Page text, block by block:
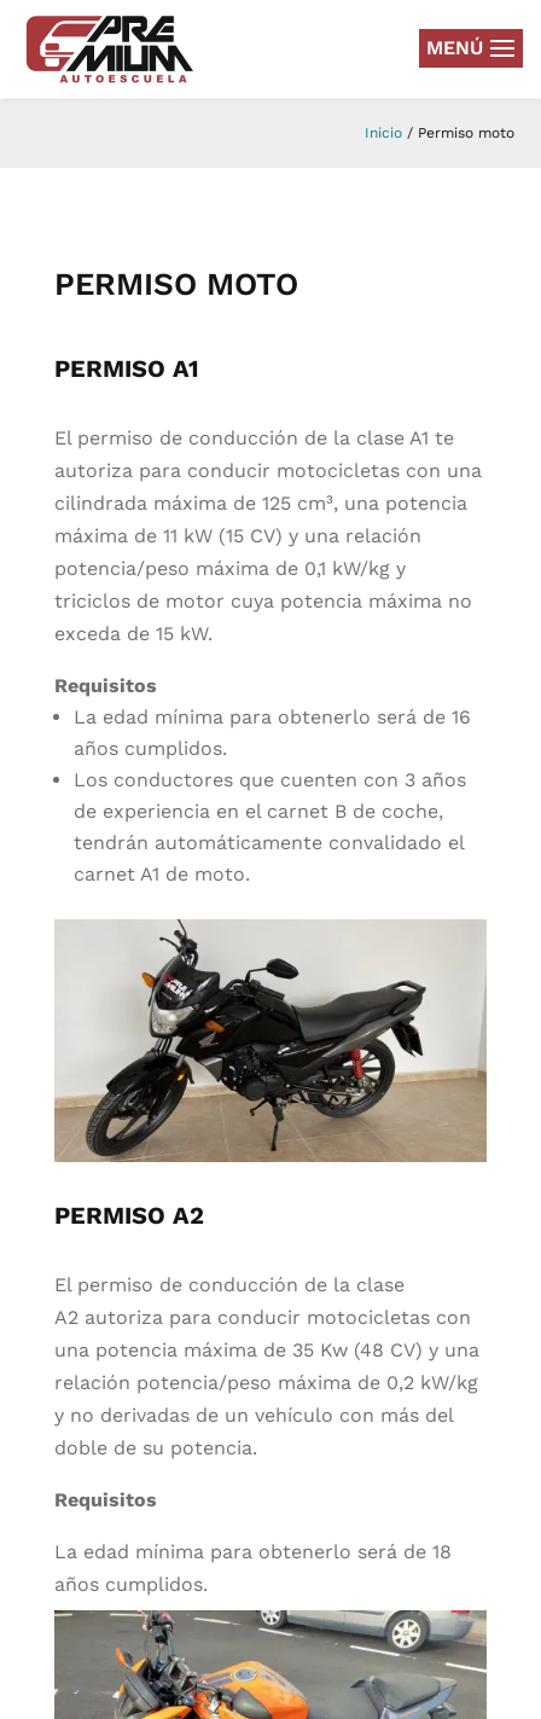
MENÚ
Inicio/ Permiso moto
PERMISO MOTO
PERMISO A1
El permiso de conducción de la clase A1 te
autoriza para conducir motocicletas con una
cilindrada máxima de 125 cm³, una potencia
máxima de 11 kW (15 CV) y una relación
potencia/peso máxima de 0,1 kW/kg y
triciclos de motor cuya potencia máxima no
exceda de 15 kW.
Requisitos
La edad mínima para obtenerlo será de 16
años cumplidos.
Los conductores que cuenten con 3 años
de experiencia en el carnet B de coche,
tendrán automáticamente convalidado el
carnet A1 de moto.
PERMISO A2
El permiso de conducción de la clase
A2 autoriza para conducir motocicletas con
una potencia máxima de 35 Kw (48 CV) y una
relación potencia/peso máxima de 0,2 kW/kg
y no derivadas de un vehículo con más del
doble de su potencia.
Requisitos
La edad mínima para obtenerlo será de 18
años cumplidos.